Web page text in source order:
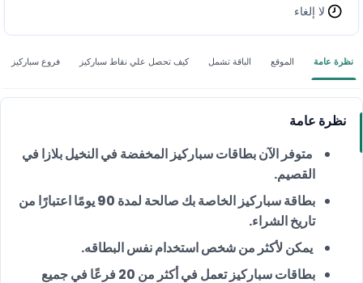
لا إلغاء
نظرة عامة الموقع الباقة تشمل كيف تحصل علي نقاط سباركيز فروع سباركيز
نظرة عامة
متوفر الآن بطاقات سباركيز المخفضة في النخيل بلازا في
القصيم.
بطاقة سباركيز الخاصة بك صالحة لمدة 90 يومًا اعتبارًا من
تاريخ الشراء.
يمكن لأكثر من شخص استخدام نفس البطاقه.
بطاقات سباركيز تعمل في أكثر من 20 فرعًا في جميع